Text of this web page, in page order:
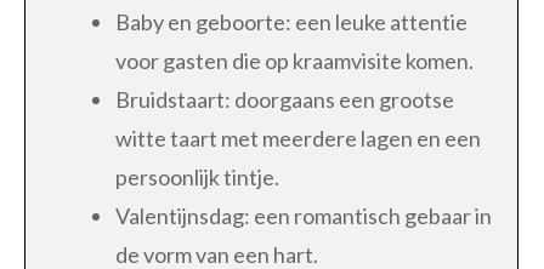
Baby en geboorte: een leuke attentie
voor gasten die op kraamvisite komen.
Bruidstaart: doorgaans een grootse
witte taart met meerdere lagen en een
persoonlijk tintje.
Valentijnsdag: een romantisch gebaar in
de vorm van een hart.